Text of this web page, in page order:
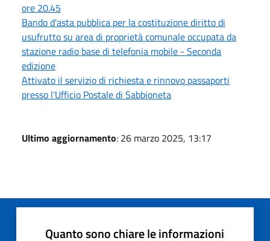
ore 20.45
Bando d'asta pubblica per la costituzione diritto di
usufrutto su area di proprietà comunale occupata da
stazione radio base di telefonia mobile - Seconda
edizione
Attivato il servizio di richiesta e rinnovo passaporti
presso l’Ufficio Postale di Sabbioneta
Ultimo aggiornamento: 26 marzo 2025, 13:17
Quanto sono chiare le informazioni